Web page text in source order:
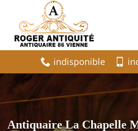
indisponible
Antiquaire La Chapelle